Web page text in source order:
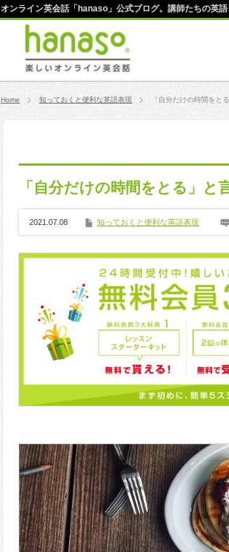
オンライン英会話「hanaso」公式ブログ。講師たちの英
Home 知っておくと便利な英語表現 「自分だけの時間をと
「自分だけの時間をとる」と
2021.07.08 知っておくと便利な英語表現